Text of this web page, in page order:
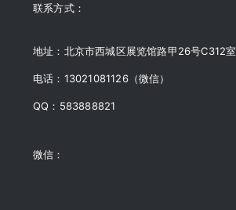
联系方式：
地址：北京市西城区展览馆路甲26号C312室
电话：13021081126（微信）
QQ：583888821
微信：